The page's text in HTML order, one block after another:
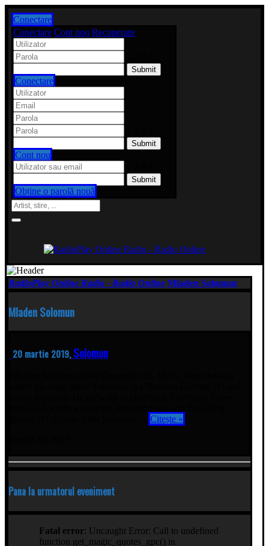
Conectare
Conectare Cont nou Recuperare
Conectare
Cont nou
Obține o parolă nouă
RadioPlay Online Radio - Radio Online Mladen Solomun
Mladen Solomun
20 martie 2019, Solomun
Citește »
Pana la urmatorul eveniment